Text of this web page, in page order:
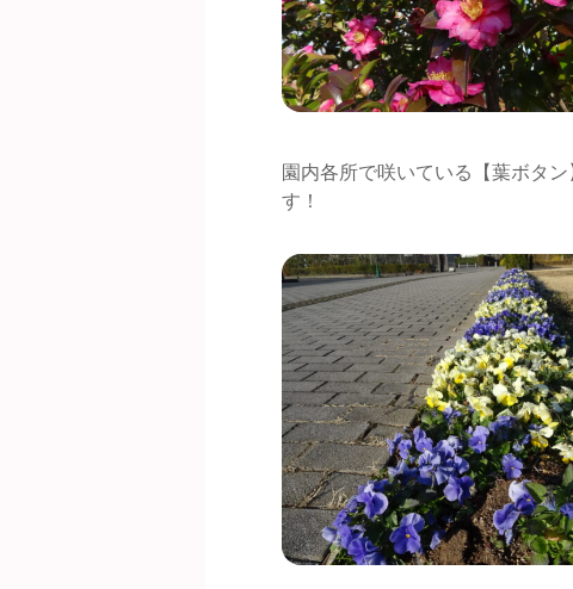
園内各所で咲いている【葉ボタ
す！